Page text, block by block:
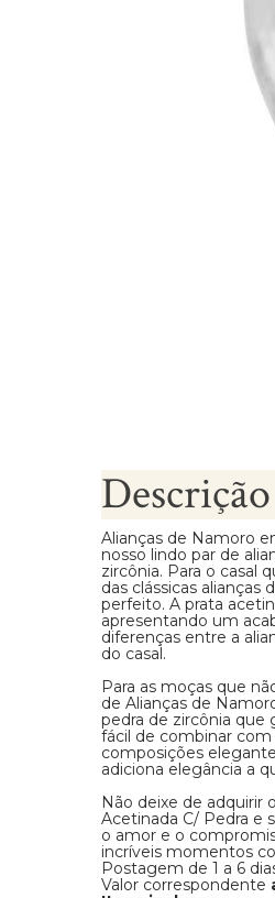
Descrição
Alianças de Namoro
nosso lindo par de
zircônia. Para o casal
das clássicas
perfeito. A prata
apresentando um
diferenças entre a
do casal.
Para as moças que
de Alianças de
pedra de zircônia que
fácil de combinar com
composições
adiciona elegância a
Não deixe de adquirir
Acetinada C/ Pedra e
o amor e o
incríveis momentos
Postagem de 1 a 6
Valor correspondente